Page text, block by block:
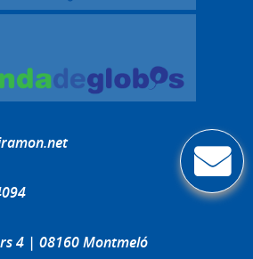
4 | 08160 Montmeló